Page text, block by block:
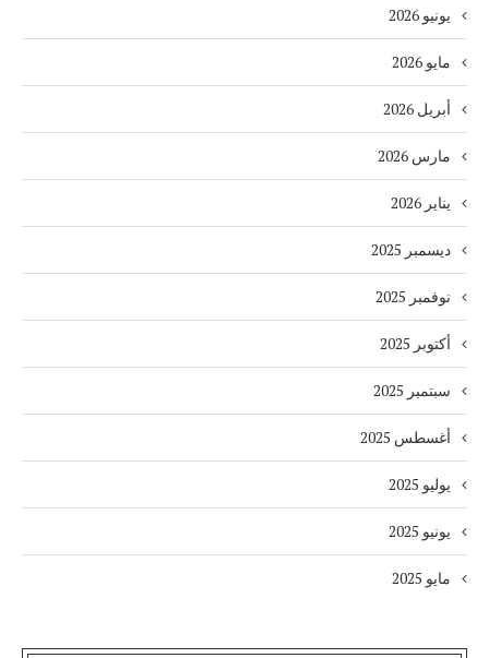
يونيو 2026
مايو 2026
أبريل 2026
مارس 2026
يناير 2026
ديسمبر 2025
نوفمبر 2025
أكتوبر 2025
سبتمبر 2025
أغسطس 2025
يوليو 2025
يونيو 2025
مايو 2025